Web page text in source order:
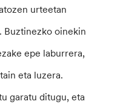
urteetan
Buztinezko oinekin
epe laburrera,
eta luzera.
garatu ditugu, eta